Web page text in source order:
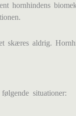
skæres aldrig.
situationer: